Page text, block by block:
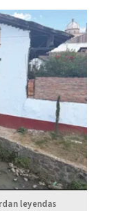
leyendas